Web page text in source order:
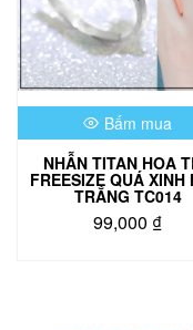
Bấm mua
NHẪN TITAN HOA
FREESIZE QUÁ XINH
TRẮNG TC014
99,000 ₫